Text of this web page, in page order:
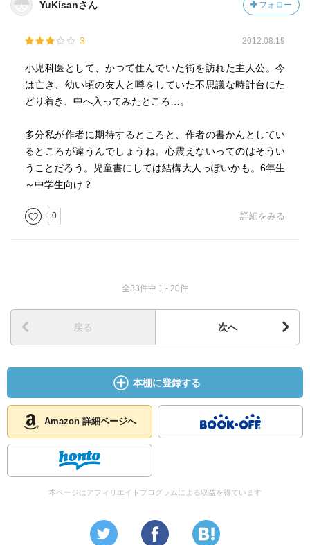
YuKisanさん フォロー
3 2012.08.19
小児科医として、かつて住んでいた街を訪れた主人公。今
は亡き、幼い頃の友人と噂をしていた不思議な時計台にた
どり着き、中へ入ってみたところ…。
多分私が作者に期待するところと、作者の書かんとしてい
るところが違うんでしょうね。心震えないってのはそうい
うことだろう。児童書にしては結構大人っぽいかも。6年生
～中学生向け？
0 詳細をみる
全33件中 1 - 20件
戻る 次へ
本棚に登録する
Amazon 詳細ページへ
本ページはアフィリエイトプログラムによる収益を得ています